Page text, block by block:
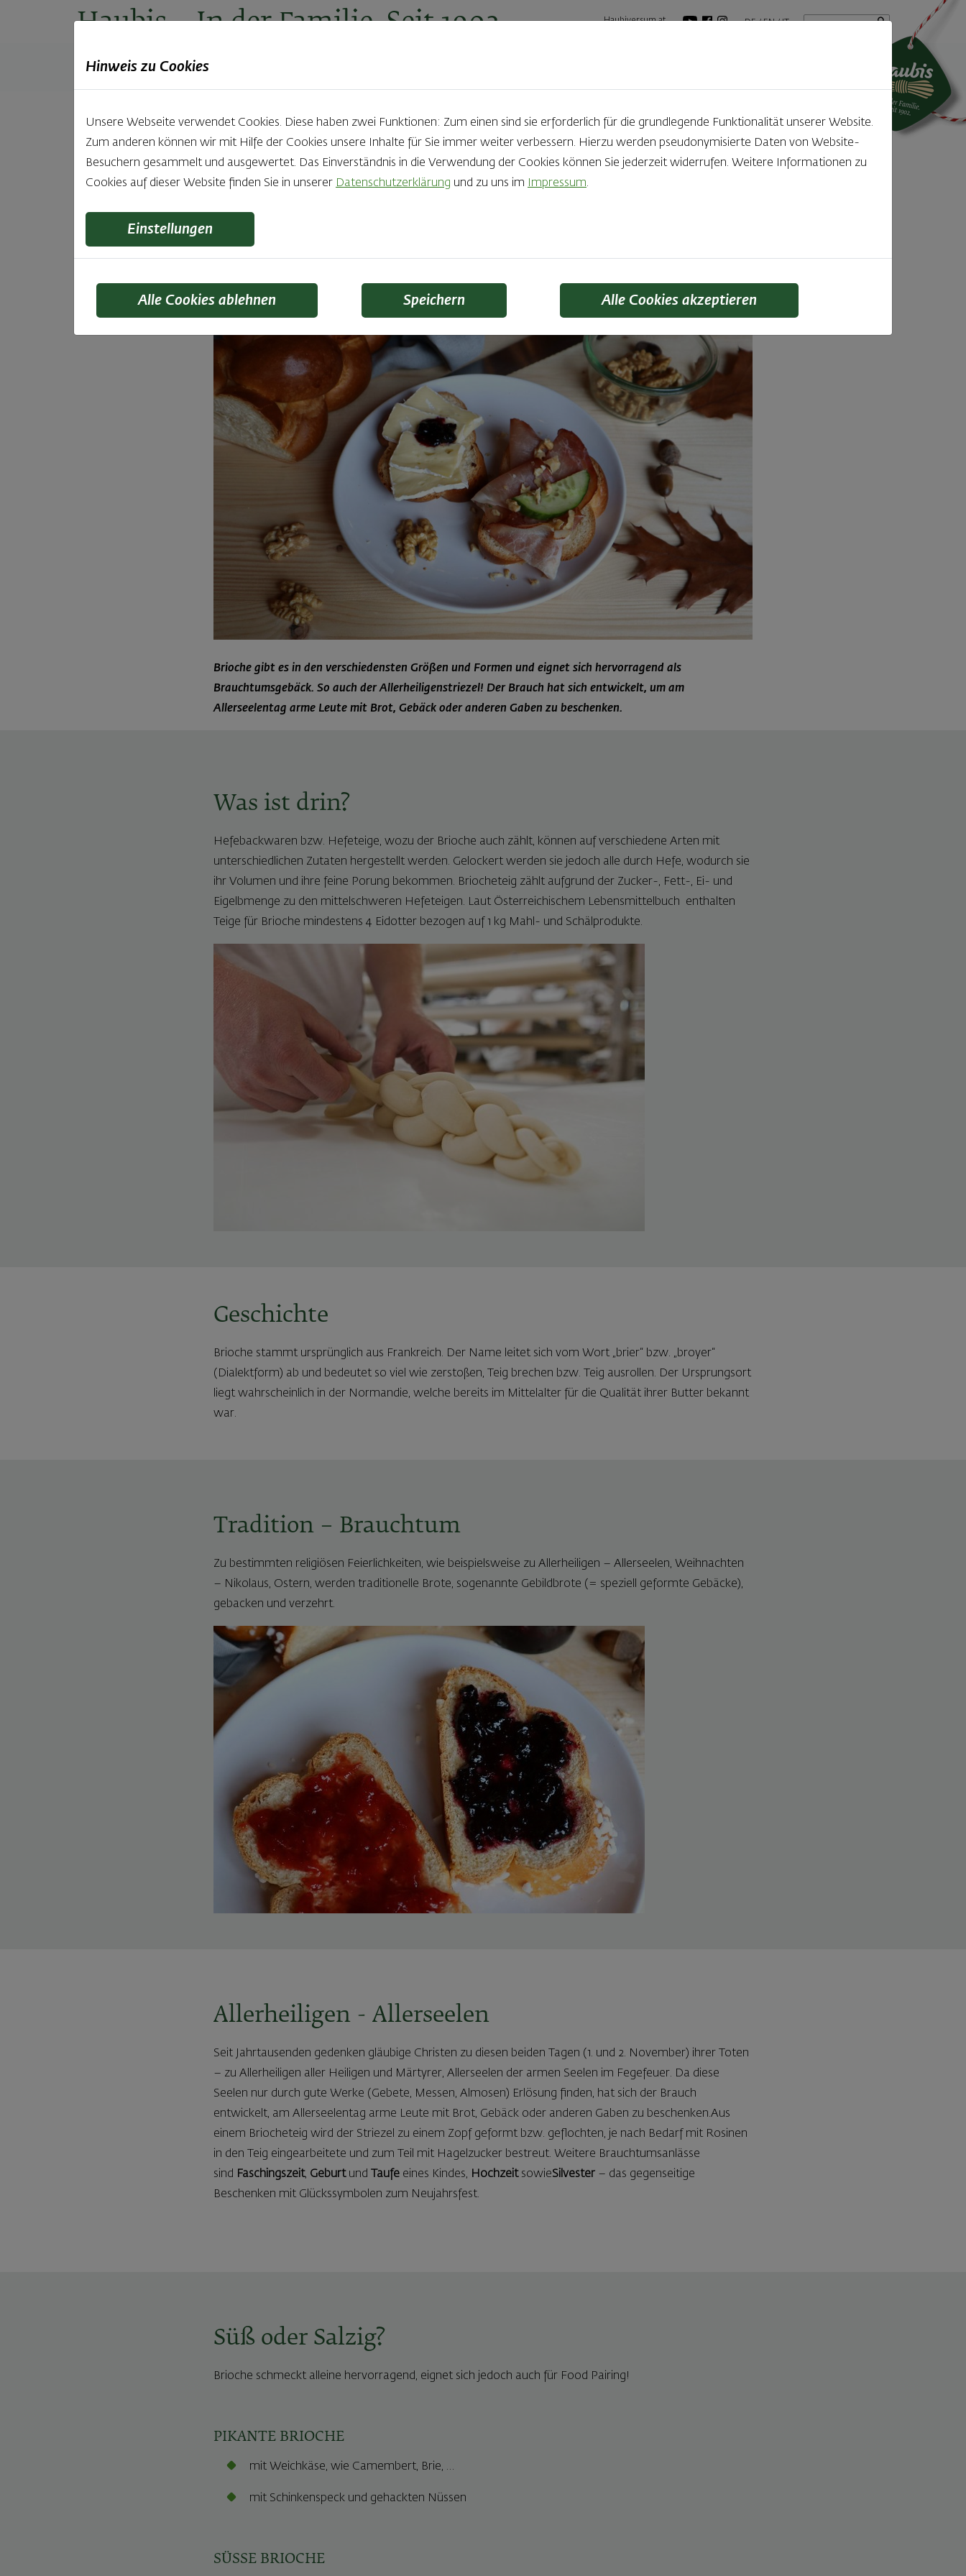
Haubis– In der Familie. Seit 1902. Haubiversum.at DE EN IT Suchbegriff
Produkte Backstuben
Brioche gibt es in den verschiedensten Größen und Formen und eignet sich hervorragend als
Brauchtumsgebäck. So auch der Allerheiligenstriezel! Der Brauch hat sich entwickelt, um am
Allerseelentag arme Leute mit Brot, Gebäck oder anderen Gaben zu beschenken.
Was ist drin?
Hefebackwaren bzw. Hefeteige, wozu der Brioche auch zählt, können auf verschiedene Arten mit
unterschiedlichen Zutaten hergestellt werden. Gelockert werden sie jedoch alle durch Hefe, wodurch sie
ihr Volumen und ihre feine Porung bekommen. Briocheteig zählt aufgrund der Zucker-, Fett-, Ei- und
Eigelbmenge zu den mittelschweren Hefeteigen. Laut Österreichischem Lebensmittelbuch enthalten
Teige für Brioche mindestens 4 Eidotter bezogen auf 1 kg Mahl- und Schälprodukte.
Geschichte
Brioche stammt ursprünglich aus Frankreich. Der Name leitet sich vom Wort „brier“ bzw. „broyer“
(Dialektform) ab und bedeutet so viel wie zerstoßen, Teig brechen bzw. Teig ausrollen. Der Ursprungsort
liegt wahrscheinlich in der Normandie, welche bereits im Mittelalter für die Qualität ihrer Butter bekannt
war.
Tradition – Brauchtum
Zu bestimmten religiösen Feierlichkeiten, wie beispielsweise zu Allerheiligen – Allerseelen, Weihnachten
– Nikolaus, Ostern, werden traditionelle Brote, sogenannte Gebildbrote (= speziell geformte Gebäcke),
gebacken und verzehrt.
Allerheiligen - Allerseelen
Seit Jahrtausenden gedenken gläubige Christen zu diesen beiden Tagen (1. und 2. November) ihrer Toten
– zu Allerheiligen aller Heiligen und Märtyrer, Allerseelen der armen Seelen im Fegefeuer. Da diese
Seelen nur durch gute Werke (Gebete, Messen, Almosen) Erlösung finden, hat sich der Brauch
entwickelt, am Allerseelentag arme Leute mit Brot, Gebäck oder anderen Gaben zu beschenken.Aus
einem Briocheteig wird der Striezel zu einem Zopf geformt bzw. geflochten, je nach Bedarf mit Rosinen
in den Teig eingearbeitete und zum Teil mit Hagelzucker bestreut. Weitere Brauchtumsanlässe
sind Faschingszeit, Geburtund Taufe eines Kindes, HochzeitsowieSilvester – das gegenseitige
Beschenken mit Glückssymbolen zum Neujahrsfest.
Süß oder Salzig?
Brioche schmeckt alleine hervorragend, eignet sich jedoch auch für Food Pairing!
PIKANTE BRIOCHE
mit Weichkäse, wie Camembert, Brie, …
mit Schinkenspeck und gehackten Nüssen
SÜSSE BRIOCHE
Hinweis zu Cookies
Unsere Webseite verwendet Cookies. Diese haben zwei Funktionen: Zum einen sind sie erforderlich für die grundlegende Funktionalität unserer Website.
Zum anderen können wir mit Hilfe der Cookies unsere Inhalte für Sie immer weiter verbessern. Hierzu werden pseudonymisierte Daten von Website-
Besuchern gesammelt und ausgewertet. Das Einverständnis in die Verwendung der Cookies können Sie jederzeit widerrufen. Weitere Informationen zu
Cookies auf dieser Website finden Sie in unserer Datenschutzerklärung und zu uns im Impressum.
Einstellungen
Alle Cookies ablehnen Speichern Alle Cookies akzeptieren